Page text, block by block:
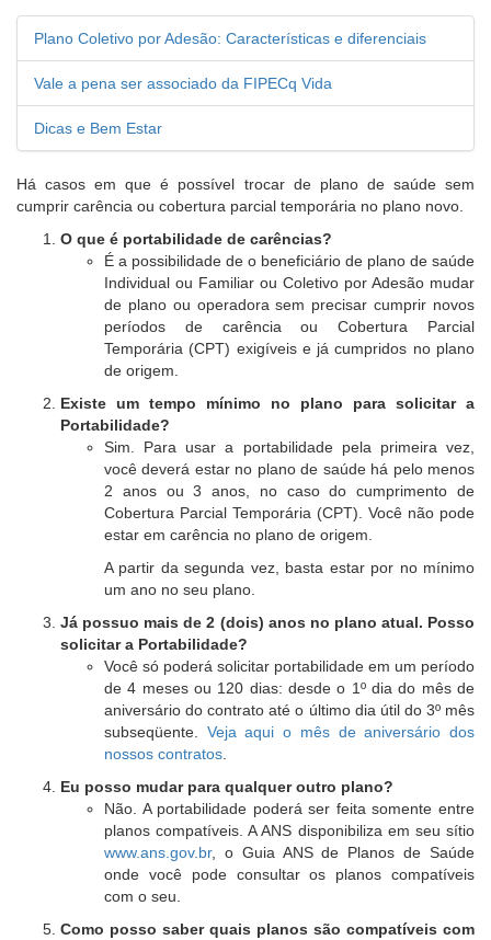
Plano Coletivo por Adesão: Características e diferenciais
Vale a pena ser associado da FIPECq Vida
Dicas e Bem Estar
Há casos em que é possível trocar de plano de saúde sem
cumprir carência ou cobertura parcial temporária no plano novo.
O que é portabilidade de carências?
É a possibilidade de o beneficiário de plano de saúde
Individual ou Familiar ou Coletivo por Adesão mudar
de plano ou operadora sem precisar cumprir novos
períodos de carência ou Cobertura Parcial
Temporária (CPT) exigíveis e já cumpridos no plano
de origem.
Existe um tempo mínimo no plano para solicitar a
Portabilidade?
Sim. Para usar a portabilidade pela primeira vez,
você deverá estar no plano de saúde há pelo menos
2 anos ou 3 anos, no caso do cumprimento de
Cobertura Parcial Temporária (CPT). Você não pode
estar em carência no plano de origem.
A partir da segunda vez, basta estar por no mínimo
um ano no seu plano.
Já possuo mais de 2 (dois) anos no plano atual. Posso
solicitar a Portabilidade?
Você só poderá solicitar portabilidade em um período
de 4 meses ou 120 dias: desde o 1º dia do mês de
aniversário do contrato até o último dia útil do 3º mês
subseqüente. Veja aqui o mês de aniversário dos
nossos contratos
Eu posso mudar para qualquer outro plano?
Não. A portabilidade poderá ser feita somente entre
planos compatíveis. A ANS disponibiliza em seu sítio
www.ans.gov.br, o Guia ANS de Planos de Saúde
onde você pode consultar os planos compatíveis
com o seu.
Como posso saber quais planos são compatíveis com